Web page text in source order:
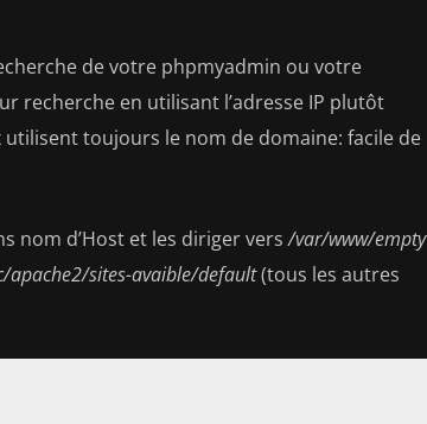
de votre phpmyadmin ou votre
recherche en utilisant l’adresse IP plutôt
toujours le nom de domaine: facile de
nom d’Host et les diriger vers/var/www/empty
apache2/sites-avaible/default(tous les autres